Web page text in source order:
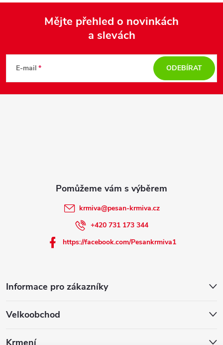
p
Mějte přehled o novinkách
a slevách
E-mail ODEBÍRAT
Informace pro zákazníky
Velkoobchod
Krmení
krmiva@pesan-krmiva.cz
+420 731 173 344
https://facebook.com/Pesankrmiva1